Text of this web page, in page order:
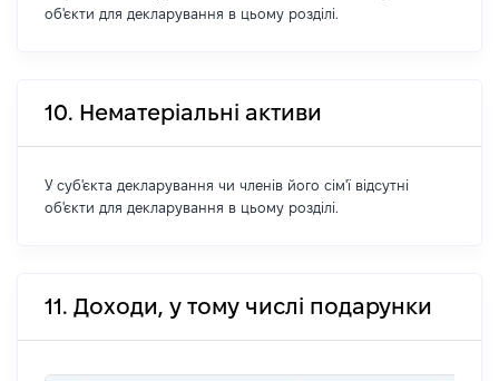
об'єкти для декларування в цьому розділі.
10. Нематеріальні активи
У суб'єкта декларування чи членів його сім'ї відсутні
об'єкти для декларування в цьому розділі.
11. Доходи, у тому числі подарунки